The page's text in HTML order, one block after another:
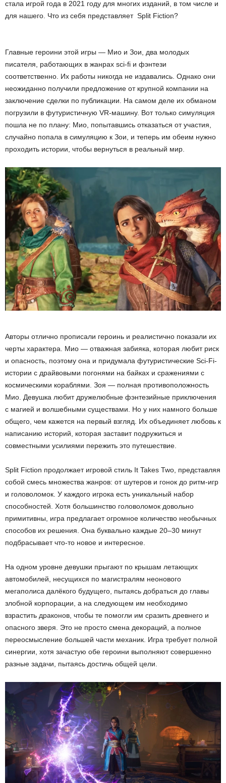
стала игрой года в 2021 году для многих изданий, в том числе и
для нашего. Что из себя представляет Split Fiction?
Главные героини этой игры — Мио и Зои, два молодых
писателя, работающих в жанрах sci-fi и фэнтези
соответственно. Их работы никогда не издавались. Однако они
неожиданно получили предложение от крупной компании на
заключение сделки по публикации. На самом деле их обманом
погрузили в футуристичную VR-машину. Вот только симуляция
пошла не по плану: Мио, попытавшись отказаться от участия,
случайно попала в симуляцию к Зои, и теперь им обеим нужно
проходить истории, чтобы вернуться в реальный мир.
Авторы отлично прописали героинь и реалистично показали их
черты характера. Мио — отважная забияка, которая любит риск
и опасность, поэтому она и придумала футуристические Sci-Fi-
истории с драйвовыми погонями на байках и сражениями с
космическими кораблями. Зоя — полная противоположность
Мио. Девушка любит дружелюбные фэнтезийные приключения
с магией и волшебными существами. Но у них намного больше
общего, чем кажется на первый взгляд. Их объединяет любовь к
написанию историй, которая заставит подружиться и
совместными усилиями пережить это путешествие.
Split Fiction продолжает игровой стиль It Takes Two, представляя
собой смесь множества жанров: от шутеров и гонок до ритм-игр
и головоломок. У каждого игрока есть уникальный набор
способностей. Хотя большинство головоломок довольно
примитивны, игра предлагает огромное количество необычных
способов их решения. Она буквально каждые 20–30 минут
подбрасывает что-то новое и интересное.
На одном уровне девушки прыгают по крышам летающих
автомобилей, несущихся по магистралям неонового
мегаполиса далёкого будущего, пытаясь добраться до главы
злобной корпорации, а на следующем им необходимо
взрастить драконов, чтобы те помогли им сразить древнего и
опасного зверя. Это не просто смена декораций, а полное
переосмысление большей части механик. Игра требует полной
синергии, хотя зачастую обе героини выполняют совершенно
разные задачи, пытаясь достичь общей цели.